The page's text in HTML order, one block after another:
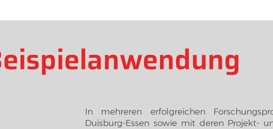
In mehreren erfolgreichen
Duisburg-Essen sowie mit deren Projekt-